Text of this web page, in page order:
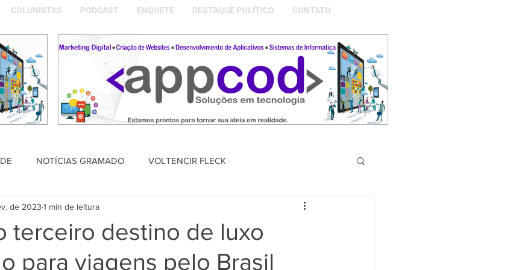
COLUNISTAS PODCAST ENQUETE DESTAQUE POLÍTICO CONTATO
NOTÍCIAS GRAMADO VOLTENCIR FLECK
PODCAST DESTAQUE POLÍTICO MEMÓRIAS DA NOSSA GRAMADO
terceiro destino de luxo
para viagens pelo Brasil
de 2023 1 min de leitura